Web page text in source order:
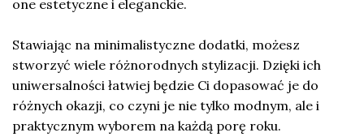
one estetyczne i eleganckie.
Stawiając na minimalistyczne dodatki, możesz
stworzyć wiele różnorodnych stylizacji. Dzięki ich
uniwersalności łatwiej będzie Ci dopasować je do
różnych okazji, co czyni je nie tylko modnym, ale i
praktycznym wyborem na każdą porę roku.